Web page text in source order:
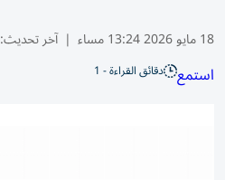
18 مايو 2026 13:24 مساء | آخر تحديث:
استمع دقائق القراءة - 1